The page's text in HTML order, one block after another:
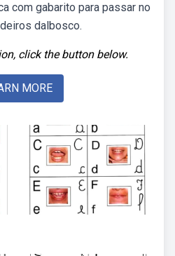
com gabarito para passar no
dalbosco.
click the button below.
MORE